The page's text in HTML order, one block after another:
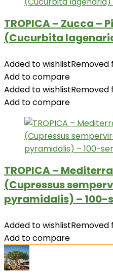
TROPICA – Zucca –
(Cucurbita
Added to wishlistRemoved
Add to compare
Added to wishlistRemoved
Add to compare
TROPICA –
(Cupressus
pyramidalis) – 100-
Added to wishlistRemoved
Add to compare